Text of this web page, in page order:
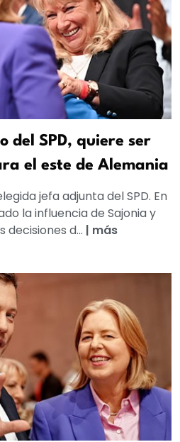
del SPD, quiere ser
el este de Alemania
jefa adjunta del SPD. En
la influencia de Sajonia y
decisiones d... | más